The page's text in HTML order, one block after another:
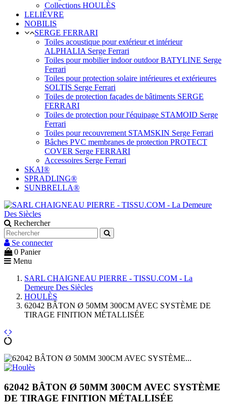
Collections HOULÈS
LELIÈVRE
NOBILIS
SERGE FERRARI
Toiles acoustique pour extérieur et intérieur
ALPHALIA Serge Ferrari
Toiles pour mobilier indoor outdoor BATYLINE Serge
Ferrari
Toiles pour protection solaire intérieures et extérieures
SOLTIS Serge Ferrari
Toiles de protection façades de bâtiments SERGE
FERRARI
Toiles de protection pour l'équipage STAMOID Serge
Ferrari
Toiles pour recouvrement STAMSKIN Serge Ferrari
Bâches PVC membranes de protection PROTECT
COVER Serge FERRARI
Accessoires Serge Ferrari
SKAI®
SPRADLING®
SUNBRELLA®
Rechercher
Se connecter
0 Panier
Menu
SARL CHAIGNEAU PIERRE - TISSU.COM - La
Demeure Des Siècles
HOULÈS
62042 BÂTON Ø 50MM 300CM AVEC SYSTÈME DE
TIRAGE FINITION MÉTALLISÉE
62042 BÂTON Ø 50MM 300CM AVEC SYSTÈME
DE TIRAGE FINITION MÉTALLISÉE